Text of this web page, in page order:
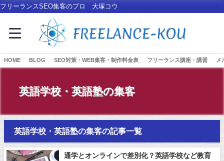
フリーランスSEO集客のプロ 大塚コウ
HOME BLOG SEO対策・WEB集客・制作料金表 フリーランス講座・講習 メ
英語学校・英語塾の集客
英語学校・英語塾の集客の記事一覧
通学とオンラインで差別化？英語学校など教育